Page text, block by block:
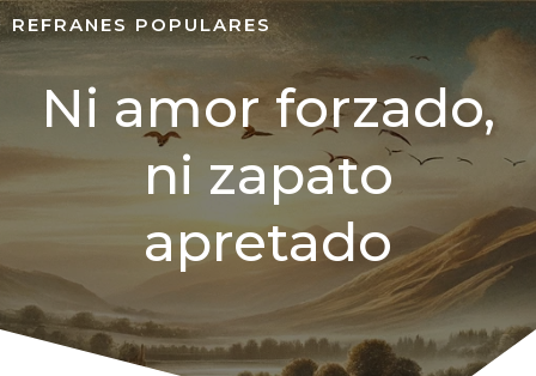
REFRANES POPULARES
Ni amor forzado,
ni zapato
apretado